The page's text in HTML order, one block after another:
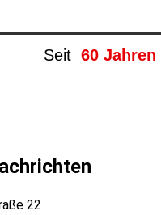
Seit 60 Jahren
22